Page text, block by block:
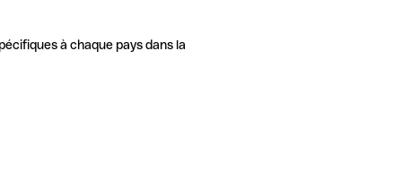
à chaque pays dans la